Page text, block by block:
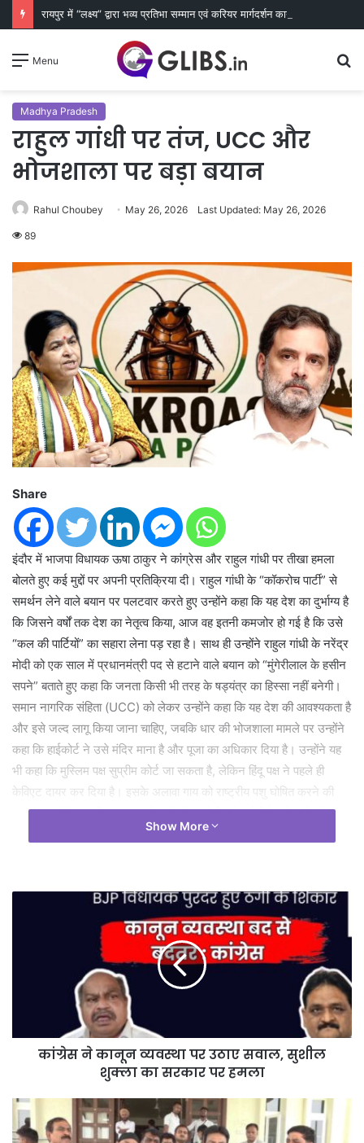
रायपुर में “लक्ष्य” द्वारा भव्य प्रतिभा सम्मान एवं करियर मार्गदर्शन कार्यक्रम संपन्न
Menu
Madhya Pradesh
राहुल गांधी पर तंज, UCC और
भोजशाला पर बड़ा बयान
Rahul Choubey May 26, 2026 Last Updated: May 26, 2026
89
Share
इंदौर में भाजपा विधायक ऊषा ठाकुर ने कांग्रेस और राहुल गांधी पर तीखा हमला
बोलते हुए कई मुद्दों पर अपनी प्रतिक्रिया दी। राहुल गांधी के “कॉकरोच पार्टी” से
समर्थन लेने वाले बयान पर पलटवार करते हुए उन्होंने कहा कि यह देश का दुर्भाग्य है
कि जिसने वर्षों तक देश का नेतृत्व किया, आज वह इतनी कमजोर हो गई है कि उसे
“कल की पार्टियों” का सहारा लेना पड़ रहा है। साथ ही उन्होंने राहुल गांधी के नरेंद्र
मोदी को एक साल में प्रधानमंत्री पद से हटाने वाले बयान को “मुंगेरीलाल के हसीन
सपने” बताते हुए कहा कि जनता किसी भी तरह के षड्यंत्र का हिस्सा नहीं बनेगी।
समान नागरिक संहिता (UCC) को लेकर उन्होंने कहा कि यह देश की आवश्यकता है
और इसे जल्द लागू किया जाना चाहिए, जबकि धार की भोजशाला मामले पर उन्होंने
कहा कि हाईकोर्ट ने उसे मंदिर माना है और पूजा का अधिकार दिया है। उन्होंने यह
भी कहा कि मुस्लिम पक्ष सुप्रीम कोर्ट जा सकता है, लेकिन हिंदू पक्ष ने पहले ही
केविएट दायर कर दिया है। इसके अलावा गाय को राष्ट्रीय पशु घोषित करने की
मांग पर उन्होंने कहा कि गाय सबकी मां है और इसे किसी धर्म विशेष से नहीं जोड़ा
जाना चाहिए, साथ ही उन्होंने पूर्व उपराष्ट्रपति हामिद अंसारी के बयान का भी
Show More
कांग्रेस ने कानून व्यवस्था पर उठाए सवाल, सुशील
शुक्ला का सरकार पर हमला